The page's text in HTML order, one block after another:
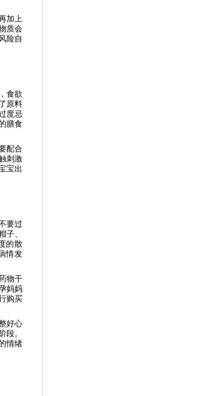
加上
质会
险自
食欲
原料
度忌
膳食
配合
刺激
宝出
要过
子、
的散
情发
物干
妈妈
购买
好心
段。
情绪